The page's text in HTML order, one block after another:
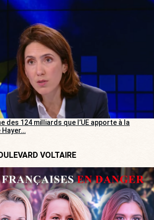
des 124 milliards que l’UE apporte à la
Hayer…
VOLTAIRE